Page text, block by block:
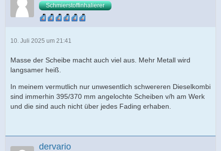
Schmierstoffinhalierer
10. Juli 2025 um 21:41
Masse der Scheibe macht auch viel aus. Mehr Metall wird
langsamer heiß.
In meinem vermutlich nur unwesentlich schwereren Dieselkombi
sind immerhin 395/370 mm angelochte Scheiben v/h am Werk
und die sind auch nicht über jedes Fading erhaben.
dervario